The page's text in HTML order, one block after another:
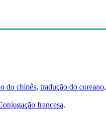
do chinês, tradução do coreano,
francesa.